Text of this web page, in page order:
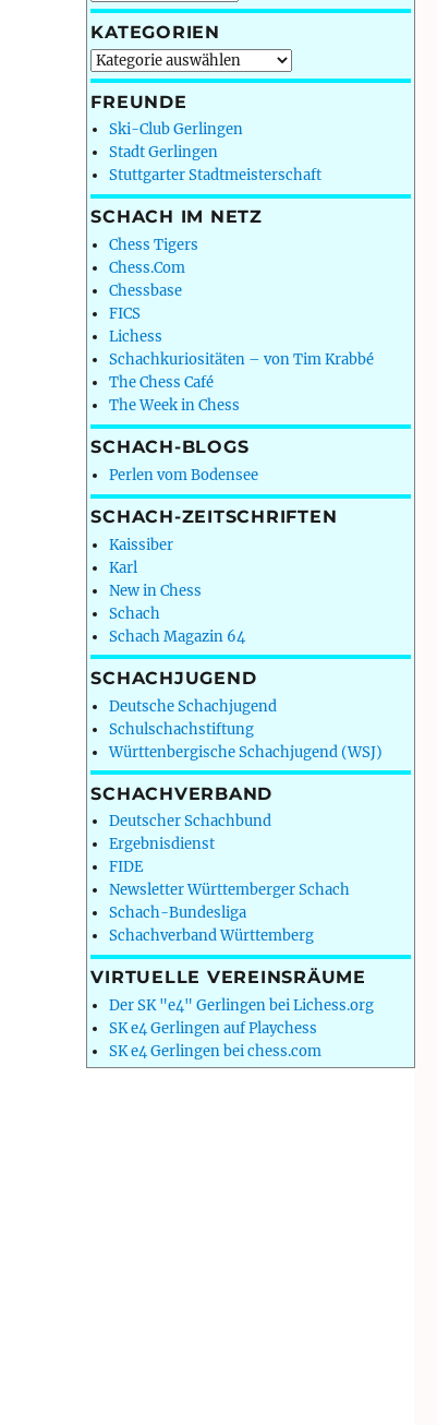
KATEGORIEN
Kategorien
FREUNDE
Ski-Club Gerlingen
Stadt Gerlingen
Stuttgarter Stadtmeisterschaft
SCHACH IM NETZ
Chess Tigers
Chess.Com
Chessbase
FICS
Lichess
Schachkuriositäten – von Tim Krabbé
The Chess Café
The Week in Chess
SCHACH-BLOGS
Perlen vom Bodensee
SCHACH-ZEITSCHRIFTEN
Kaissiber
Karl
New in Chess
Schach
Schach Magazin 64
SCHACHJUGEND
Deutsche Schachjugend
Schulschachstiftung
Württenbergische Schachjugend (WSJ)
SCHACHVERBAND
Deutscher Schachbund
Ergebnisdienst
FIDE
Newsletter Württemberger Schach
Schach-Bundesliga
Schachverband Württemberg
VIRTUELLE VEREINSRÄUME
Der SK "e4" Gerlingen bei Lichess.org
SK e4 Gerlingen auf Playchess
SK e4 Gerlingen bei chess.com